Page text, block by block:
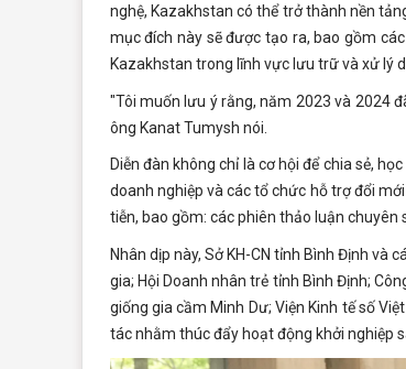
nghệ, Kazakhstan có thể trở thành nền
mục đích này sẽ được tạo ra, bao gồm
Kazakhstan trong lĩnh vực lưu trữ và xử lý
"Tôi muốn lưu ý rằng, năm 2023 và 2024
ông Kanat Tumysh nói.
Diễn đàn không chỉ là cơ hội để chia sẻ,
doanh nghiệp và các tổ chức hỗ trợ đổi
tiễn, bao gồm: các phiên thảo luận
Nhân dịp này, Sở KH-CN tỉnh Bình Định và
gia; Hội Doanh nhân trẻ tỉnh Bình Định;
giống gia cầm Minh Dư; Viện Kinh tế số
tác nhằm thúc đẩy hoạt động khởi nghiệp